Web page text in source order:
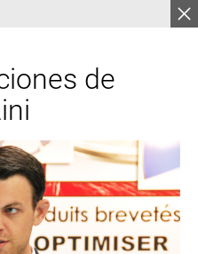
de